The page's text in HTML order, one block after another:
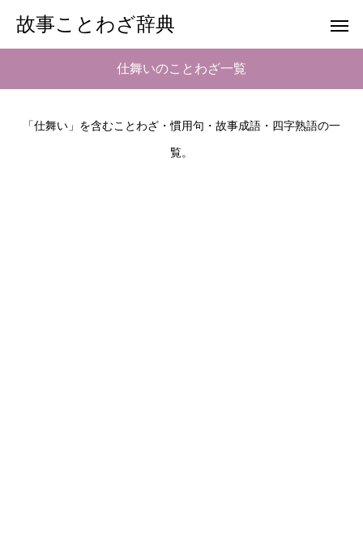
故事ことわざ辞典
仕舞いのことわざ一覧
「仕舞い」を含むことわざ・慣用句・故事成語・四字熟語の一
覧。